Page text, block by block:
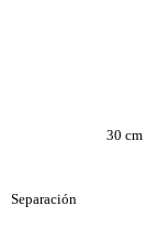
Separación
30 cm